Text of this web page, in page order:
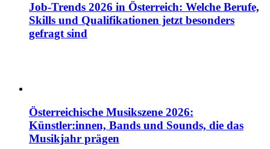
Job-Trends 2026 in Österreich: Welche Berufe,
Skills und Qualifikationen jetzt besonders
gefragt sind
Österreichische Musikszene 2026:
Künstler:innen, Bands und Sounds, die das
Musikjahr prägen